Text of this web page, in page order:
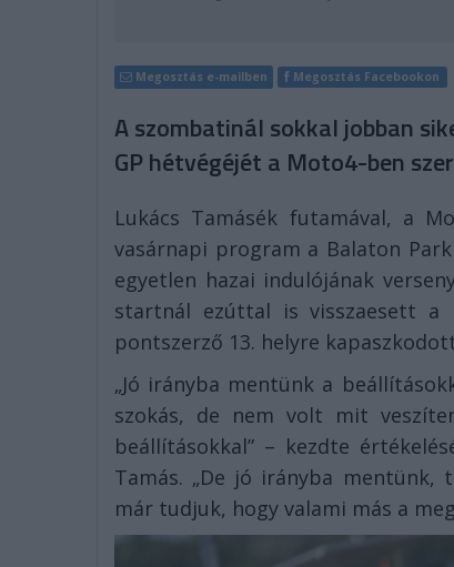
Megosztás e-mailben Megosztás Facebookon
A szombatinál sokkal jobban
GP hétvégéjét a Moto4-ben
Lukács Tamásék futamával, a
vasárnapi program a Balaton
egyetlen hazai indulójának
startnál ezúttal is visszaesett a
pontszerző 13. helyre
„Jó irányba mentünk a
szokás, de nem volt mit
beállításokkal” – kezdte
Tamás. „De jó irányba
már tudjuk, hogy valami más a